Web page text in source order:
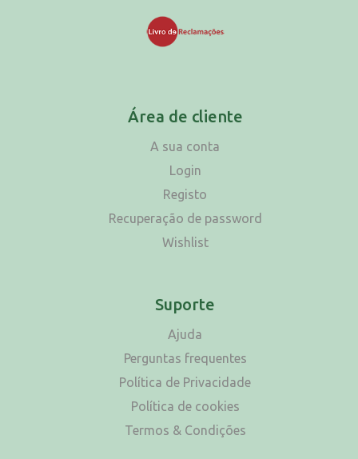
Área de cliente
A sua conta
Login
Registo
Recuperação de password
Wishlist
Suporte
Ajuda
Perguntas frequentes
Política de Privacidade
Política de cookies
Termos & Condições